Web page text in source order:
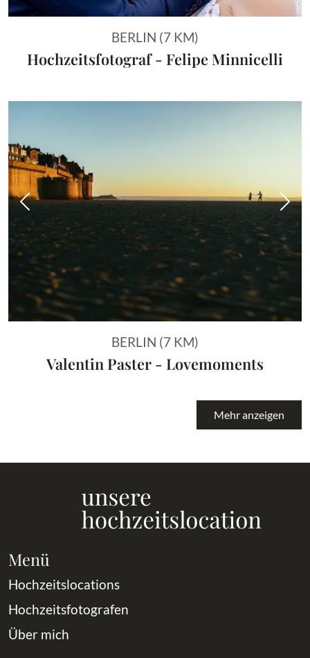
BERLIN (7 KM)
Hochzeitsfotograf - Felipe Minnicelli
Vorheriges Bild
BERLIN (7 KM)
Valentin Paster - Lovemoments
Mehr anzeigen
Menü
Hochzeitslocations
Hochzeitsfotografen
Über mich